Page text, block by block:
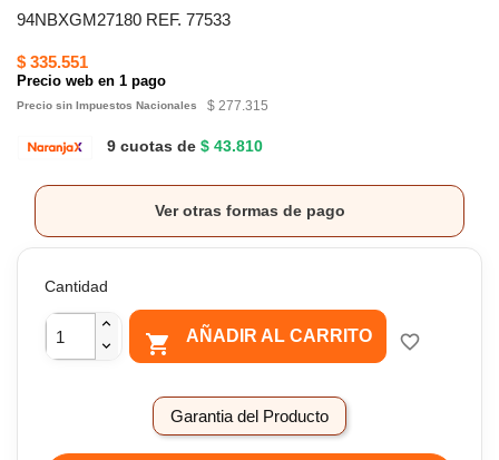
94NBXGM27180 REF. 77533
$ 335.551
Precio web en 1 pago
Precio sin Impuestos Nacionales $ 277.315
9 cuotas de $ 43.810
Ver otras formas de pago
Cantidad
 AÑADIR AL CARRITO favorite_border
Garantia del Producto